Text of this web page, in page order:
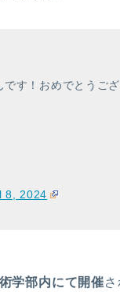
す！おめでとうござ
8, 2024
学部内にて開催